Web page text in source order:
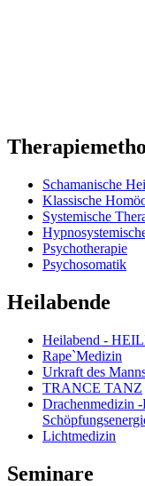
Schamanische
Klassische
Systemische
Psychotherapie
Psychosomatik
Heilabende
Heilabend -
Rape`Medizin
Urkraft des
TRANCE TANZ
Drachenmedizin
Lichtmedizin
Seminare